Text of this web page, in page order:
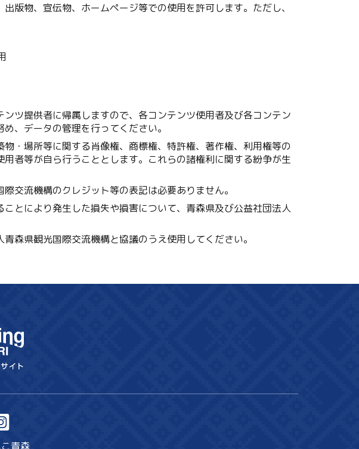
版物、宣伝物、ホームページ等での使用を許可します。ただし、
ツ提供者に帰属しますので、各コンテンツ使用者及び各コンテン
、データの管理を行ってください。
・場所等に関する肖像権、商標権、特許権、著作権、利用権等の
者等が自ら行うこととします。これらの諸権利に関する紛争が生
交流機構のクレジット等の表記は必要ありません。
とにより発生した損失や損害について、青森県及び公益社団法人
森県観光国際交流機構と協議のうえ使用してください。
青森